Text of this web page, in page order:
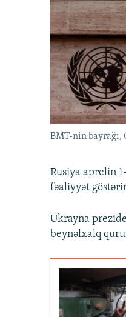
KARIKATURA
İSLAM VƏ DEMOKRATIYA
İZ - MƏDƏNIYYƏT PROQRAMI
PEŞƏ ETIKASI VƏ JURNALISTIKA
STANDARTLARIMIZ
MATERIALLARIMIZDAN
AZADLIQRADIOSU MOBIL
BIZIMLƏ ƏLAQƏ
XƏBƏR BÜLLETENLƏRIMIZ
BMT-nin bayrağı,
Rusiya aprelin
fəaliyyət
Ukrayna
beynəlxalq